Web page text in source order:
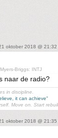
oktober 2018 @ 21:32
Myers-Briggs: INTJ
naar de radio?
in discipline.
it can achieve"
Move on. Start
oktober 2018 @ 21:35